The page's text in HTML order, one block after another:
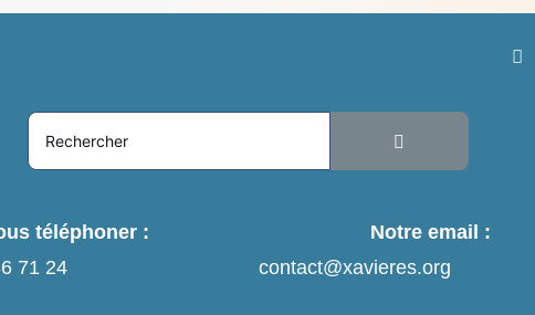
téléphoner :
71 24
Notre email :
contact@xavieres.org